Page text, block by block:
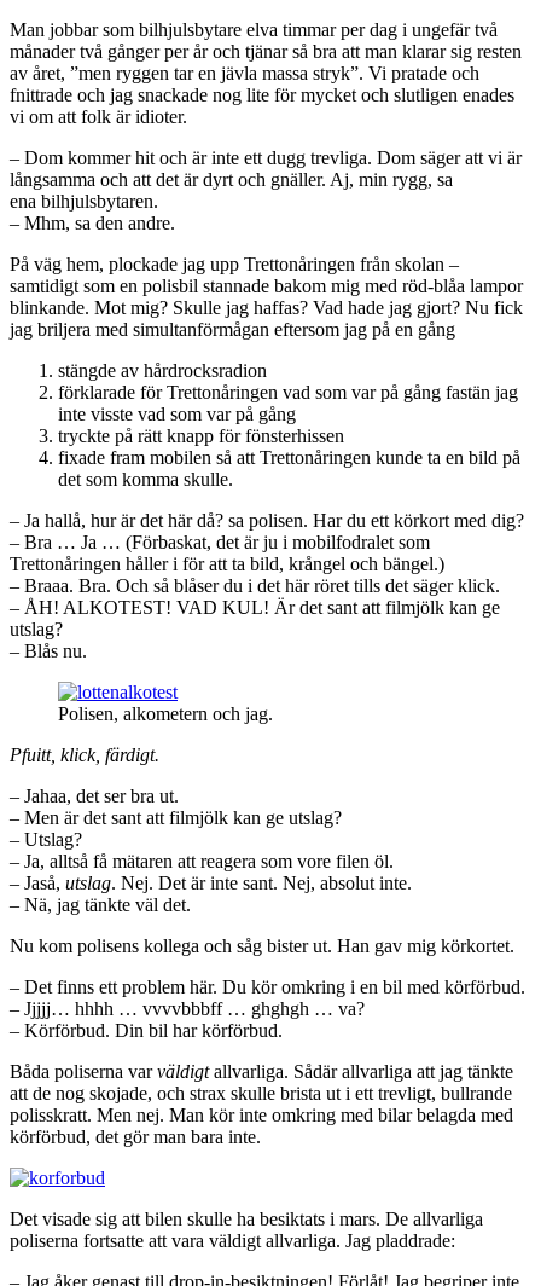
Man jobbar som bilhjulsbytare elva timmar per dag i ungefär två
månader två gånger per år och tjänar så bra att man klarar sig resten
av året, ”men ryggen tar en jävla massa stryk”. Vi pratade och
fnittrade och jag snackade nog lite för mycket och slutligen enades
vi om att folk är idioter.
– Dom kommer hit och är inte ett dugg trevliga. Dom säger att vi är
långsamma och att det är dyrt och gnäller. Aj, min rygg, sa
ena bilhjulsbytaren.
– Mhm, sa den andre.
På väg hem, plockade jag upp Trettonåringen från skolan –
samtidigt som en polisbil stannade bakom mig med röd-blåa lampor
blinkande. Mot mig? Skulle jag haffas? Vad hade jag gjort? Nu fick
jag briljera med simultanförmågan eftersom jag på en gång
stängde av hårdrocksradion
förklarade för Trettonåringen vad som var på gång fastän jag
inte visste vad som var på gång
tryckte på rätt knapp för fönsterhissen
fixade fram mobilen så att Trettonåringen kunde ta en bild på
det som komma skulle.
– Ja hallå, hur är det här då? sa polisen. Har du ett körkort med dig?
– Bra … Ja … (Förbaskat, det är ju i mobilfodralet som
Trettonåringen håller i för att ta bild, krångel och bängel.)
– Braaa. Bra. Och så blåser du i det här röret tills det säger klick.
– ÅH! ALKOTEST! VAD KUL! Är det sant att filmjölk kan ge
utslag?
– Blås nu.
Polisen, alkometern och jag.
Pfuitt, klick, färdigt.
– Jahaa, det ser bra ut.
– Men är det sant att filmjölk kan ge utslag?
– Utslag?
– Ja, alltså få mätaren att reagera som vore filen öl.
– Jaså, utslag. Nej. Det är inte sant. Nej, absolut inte.
– Nä, jag tänkte väl det.
Nu kom polisens kollega och såg bister ut. Han gav mig körkortet.
– Det finns ett problem här. Du kör omkring i en bil med körförbud.
– Jjjjj… hhhh … vvvvbbbff … ghghgh … va?
– Körförbud. Din bil har körförbud.
Båda poliserna varväldigtallvarliga. Sådär allvarliga att jag tänkte
att de nog skojade, och strax skulle brista ut i ett trevligt, bullrande
polisskratt. Men nej. Man kör inte omkring med bilar belagda med
körförbud, det gör man bara inte.
Det visade sig att bilen skulle ha besiktats i mars. De allvarliga
poliserna fortsatte att vara väldigt allvarliga. Jag pladdrade:
– Jag åker genast till drop-in-besiktningen! Förlåt! Jag begriper inte